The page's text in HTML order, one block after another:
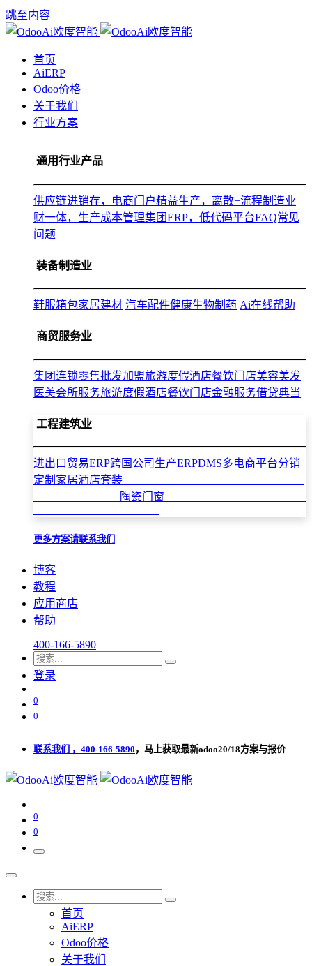
跳至内容
首页
AiERP
Odoo价格
关于我们
行业方案
通用行业产品
供应链进销存，电商门户精益生产，离散+流程制造业
财一体，生产成本管理集团ERP，低代码平台FAQ常见
问题
装备制造业
鞋服箱包家居建材 汽车配件健康生物制药 Ai在线帮助
商贸服务业
集团连锁零售批发加盟旅游度假酒店餐饮门店美容美发
医美会所服务旅游度假酒店餐饮门店金融服务借贷典当
工程建筑业
进出口贸易ERP跨国公司生产ERPDMS多电商平台分销
定制家居酒店套装
陶瓷门窗
更多方案请联系我们
博客
教程
应用商店
帮助
400-166-5890
登录
0
0
联系我们 ，400-166-5890 ，马上获取最新odoo20/18方案与报价
0
0
首页
AiERP
Odoo价格
关于我们